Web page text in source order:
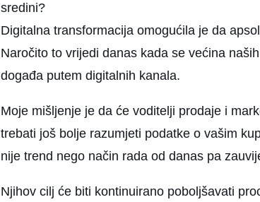
sredini?
Digitalna transformacija omogućila je da
Naročito to vrijedi danas kada se većina
događa putem digitalnih kanala.
Moje mišljenje je da će voditelji prodaje i
trebati još bolje razumjeti podatke o vašim
nije trend nego način rada od danas pa
Njihov cilj će biti kontinuirano poboljšavati